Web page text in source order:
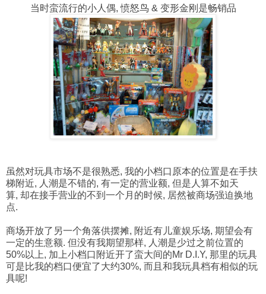
当时蛮流行的小人偶, 愤怒鸟 & 变形金刚是畅销品
虽然对玩具市场不是很熟悉, 我的小档口原本的位置是在手扶
梯附近, 人潮是不错的, 有一定的营业额, 但是 人算不如天
算, 却在接手营业的不到一个月的时候, 居然被商场强迫换地
点.
商场开放了另一个角落供摆摊, 附近有儿童娱乐场, 期望会有
一定的生意额. 但没有我期望那样, 人潮是少过之前位置的
50%以上, 加上小档口附近开了蛮大间的Mr D.I.Y, 那里的玩具
可是比我的档口便宜了大约30%, 而且和我玩具档有相似的玩
具呢!